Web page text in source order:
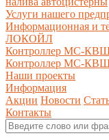
Услуги нашего
Информационная и
ЛОКОЙЛ
Контроллер МС-КВШ
Контроллер МС-КВШ
Наши проекты
Информация
Акции Новости
Контакты